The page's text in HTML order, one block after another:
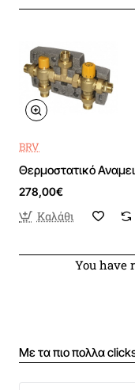
BRV
Θερμοστατικό
278,00€
Καλάθι
You have
Με τα πιο πολλα